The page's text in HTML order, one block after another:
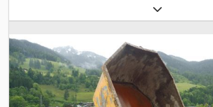
sata Daljinsko upravljanje Zamijenjen startni
Dzyme Ejha Spremno za isporuku Opis: Na
Brinkmann TCL20 pumpu za beton/malter iz
daljinskim upravljanjem. Prema rečima
kako treba. Međutim, mogu se javiti greške ili
rotor je zamenjen. Spremna za isporuku. =
Namena: građevinarstvo Serijski broj: